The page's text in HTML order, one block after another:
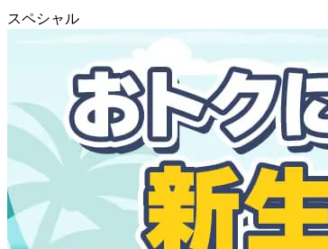
スペシャル